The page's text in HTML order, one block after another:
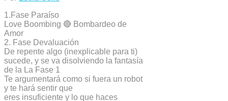
1.Fase Paraíso
Love Boombing 🔴 Bombardeo de
Amor
2. Fase Devaluación
De repente algo (inexplicable para ti)
sucede, y se va disolviendo la fantasía
de la La Fase 1
Te argumentará como si fuera un robot
y te hará sentir que
eres insuficiente y lo que haces